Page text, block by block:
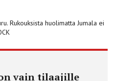
Rukouksista huolimatta Jumala ei
vain tilaajille